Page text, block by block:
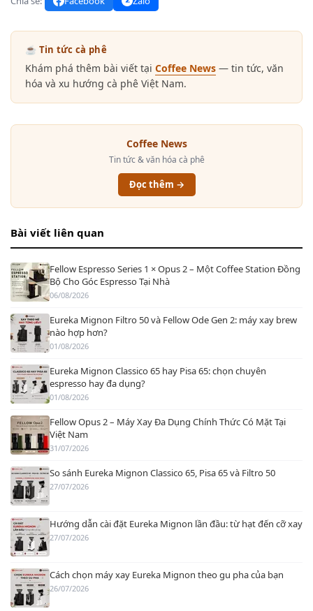
☕ Tin tức cà phê
Khám phá thêm bài viết tại Coffee News — tin tức, văn
hóa và xu hướng cà phê Việt Nam.
Coffee News
Tin tức & văn hóa cà phê
Đọc thêm →
Bài viết liên quan
Fellow Espresso Series 1 × Opus 2 – Một Coffee Station Đồng
Bộ Cho Góc Espresso Tại Nhà
06/08/2026
Eureka Mignon Filtro 50 và Fellow Ode Gen 2: máy xay brew
nào hợp hơn?
01/08/2026
Eureka Mignon Classico 65 hay Pisa 65: chọn chuyên
espresso hay đa dụng?
01/08/2026
Fellow Opus 2 – Máy Xay Đa Dụng Chính Thức Có Mặt Tại
Việt Nam
31/07/2026
So sánh Eureka Mignon Classico 65, Pisa 65 và Filtro 50
27/07/2026
Hướng dẫn cài đặt Eureka Mignon lần đầu: từ hạt đến cỡ xay
27/07/2026
Cách chọn máy xay Eureka Mignon theo gu pha của bạn
26/07/2026